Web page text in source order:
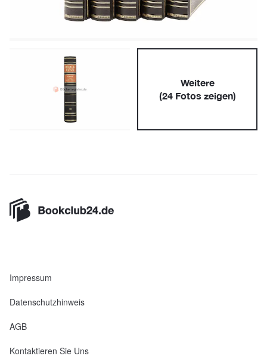
Weitere
(24Fotos zeigen)
Impressum
Datenschutzhinweis
AGB
Kontaktieren Sie Uns